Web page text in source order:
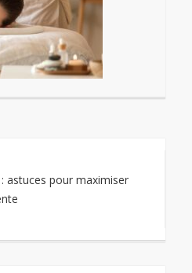
astuces pour maximiser